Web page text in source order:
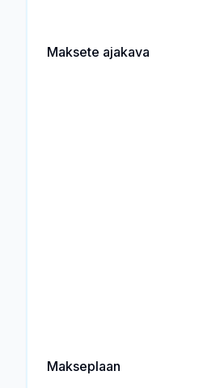
Maksete ajakava
Makseplaan